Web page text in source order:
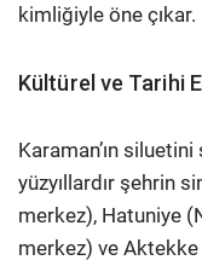
kimliğiyle öne çıkar.
Kültürel ve Tarihi
Karaman’ın
yüzyıllardır şehrin
merkez), Hatuniye
merkez) ve